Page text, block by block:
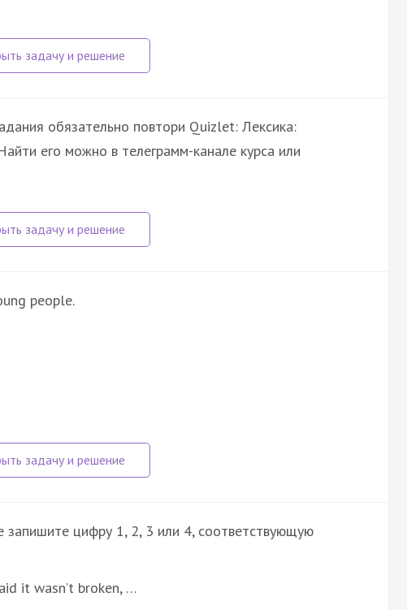
обязательно повтори Quizlet: Лексика:
его можно в телеграмм-канале курса или
people.
запишите цифру 1, 2, 3 или 4, соответствующую
it wasn’t broken, …